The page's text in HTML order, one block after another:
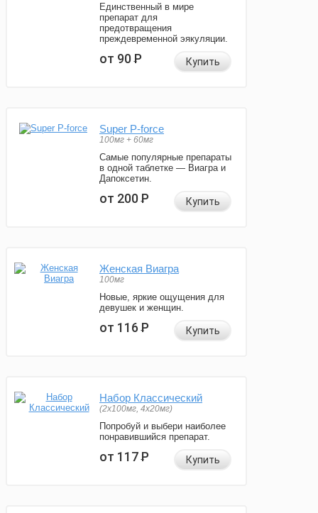
Единственный в мире
препарат для
предотвращения
преждевременной эякуляции.
от 90Р Купить
Super P-force
100мг + 60мг
Самые популярные препараты
в одной таблетке — Виагра и
Дапоксетин.
от 200Р Купить
Женская Виагра
100мг
Новые, яркие ощущения для
девушек и женщин.
от 116Р Купить
Набор Классический
(2x100мг, 4x20мг)
Попробуй и выбери наиболее
понравившийся препарат.
от 117Р Купить